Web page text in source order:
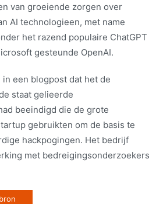
van groeiende zorgen over
AI technologieen, met name
het razend populaire ChatGPT
gesteunde OpenAI.
een blogpost dat het de
staat gelieerde
beeindigd die de grote
gebruikten om de basis te
hackpogingen. Het bedrijf
met bedreigingsonderzoekers